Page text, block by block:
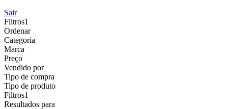
Sair
Filtros1
Ordenar
Categoria
Marca
Preço
Vendido por
Tipo de compra
Tipo de produto
Filtros1
Resultados para